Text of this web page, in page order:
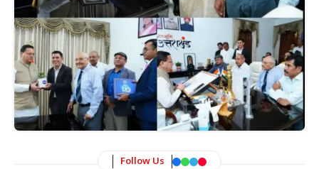
Follow Us